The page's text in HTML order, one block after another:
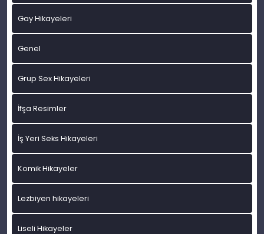
Gay Hikayeleri
Genel
Grup Sex Hikayeleri
İfşa Resimler
İş Yeri Seks Hikayeleri
Komik Hikayeler
Lezbiyen hikayeleri
Liseli Hikayeler